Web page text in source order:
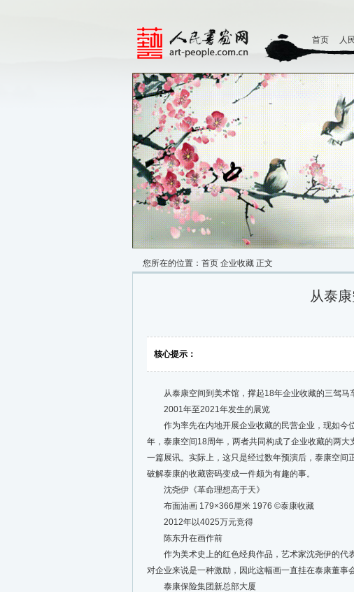
首页 人
您所在的位置： 首页 企业收藏 正文
从泰
核心提示：
从泰康空间到美术馆，撑起18年企业收藏的三驾马
2001年至2021年发生的展览
作为率先在内地开展企业收藏的民营企业，现如今
年，泰康空间18周年，两者共同构成了企业收藏的两
一篇展讯。实际上，这只是经过数年预演后，泰康空间
破解泰康的收藏密码变成一件颇为有趣的事。
沈尧伊《革命理想高于天》
布面油画 179×366厘米 1976 ©️泰康收藏
2012年以4025万元竞得
陈东升在画作前
作为美术史上的红色经典作品，艺术家沈尧伊的代
对企业来说是一种激励，因此这幅画一直挂在泰康董事
泰康保险集团新总部大厦